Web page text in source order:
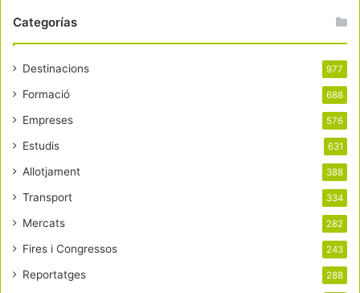
Categorías
Destinacions 977
Formació 688
Empreses 576
Estudis 631
Allotjament 388
Transport 334
Mercats 282
Fires i Congressos 243
Reportatges 288